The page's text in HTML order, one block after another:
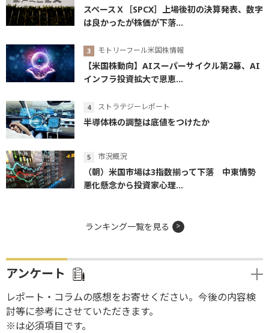
スペースＸ［SPCX］上場後初の決算発表、数字
は良かったが株価が下落...
モトリーフール米国株情報
【米国株動向】AIスーパーサイクル第2幕、AI
インフラ投資拡大で恩恵...
ストラテジーレポート
半導体株の調整は底値をつけたか
市況概況
（朝）米国市場は3指数揃って下落 中東情勢
悪化懸念から投資家心理...
ランキング一覧を見る
アンケート
レポート・コラムの感想をお寄せください。今後の内容検
討等に参考にさせていただきます。
※は必須項目です。